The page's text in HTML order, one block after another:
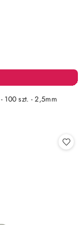
100 szt. - 2,5mm